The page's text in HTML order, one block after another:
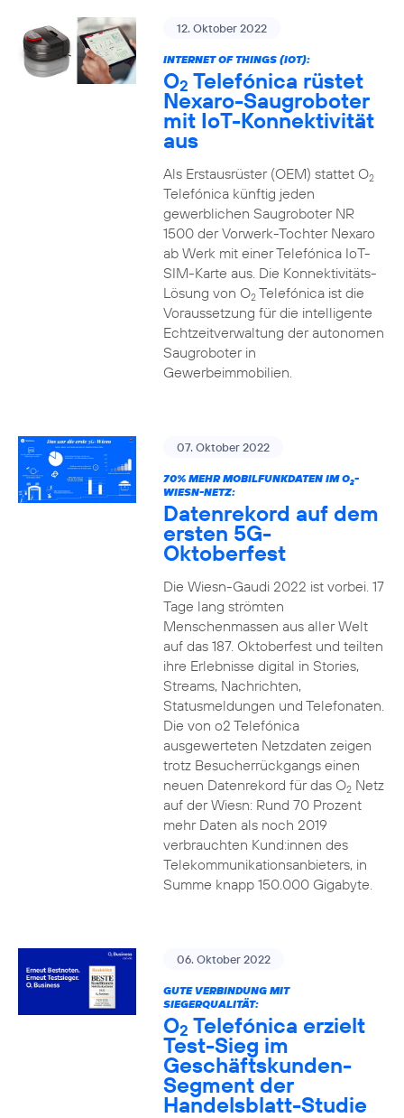
12. Oktober 2022
INTERNET OF THINGS (IOT):
O2 Telefónica rüstet
Nexaro-Saugroboter
mit IoT-Konnektivität
aus
Als Erstausrüster (OEM) stattet O2
Telefónica künftig jeden
gewerblichen Saugroboter NR
1500 der Vorwerk-Tochter Nexaro
ab Werk mit einer Telefónica IoT-
SIM-Karte aus. Die Konnektivitäts-
Lösung von O2Telefónica ist die
Voraussetzung für die intelligente
Echtzeitverwaltung der autonomen
Saugroboter in
Gewerbeimmobilien.
07. Oktober 2022
70% MEHR MOBILFUNKDATEN IM O2-
WIESN-NETZ:
Datenrekord auf dem
ersten 5G-
Oktoberfest
Die Wiesn-Gaudi 2022 ist vorbei. 17
Tage lang strömten
Menschenmassen aus aller Welt
auf das 187. Oktoberfest und teilten
ihre Erlebnisse digital in Stories,
Streams, Nachrichten,
Statusmeldungen und Telefonaten.
Die von o2 Telefónica
ausgewerteten Netzdaten zeigen
trotz Besucherrückgangs einen
neuen Datenrekord für das O2Netz
auf der Wiesn: Rund 70 Prozent
mehr Daten als noch 2019
verbrauchten Kund:innen des
Telekommunikationsanbieters, in
Summe knapp 150.000 Gigabyte.
06. Oktober 2022
GUTE VERBINDUNG MIT
SIEGERQUALITÄT:
O2 Telefónica erzielt
Test-Sieg im
Geschäftskunden-
Segment der
Handelsblatt-Studie